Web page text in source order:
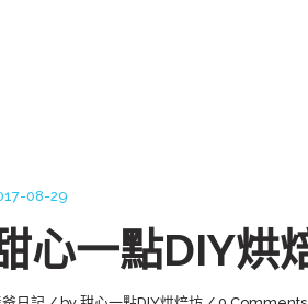
08-29
心一點DIY烘